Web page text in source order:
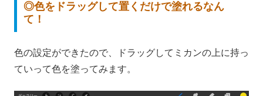
◎色をドラッグして置くだけで塗れるなん
て！
色の設定ができたので、ドラッグしてミカンの上に持っ
ていって色を塗ってみます。